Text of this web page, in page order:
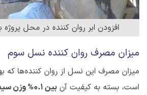
افزودن ابر روان کننده‌ در محل
میزان مصرف روان‌ کننده نسل سوم
میزان مصرف این نسل از روان کننده‌ها که
است، بسته به کیفیت آن بین 0.1% وزن سیمان تا 1.2% وزن سیمان